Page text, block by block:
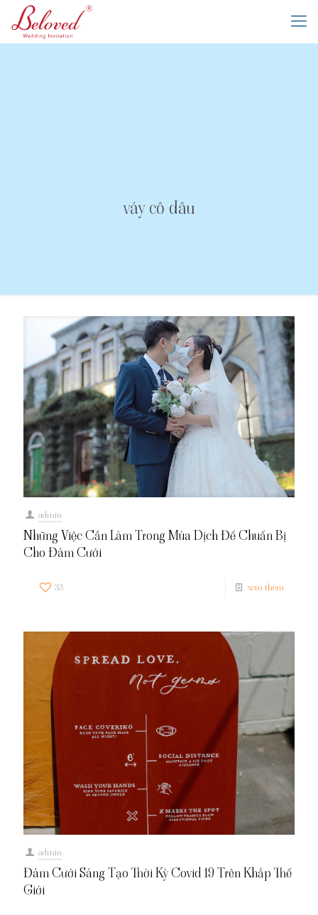
váy cô dâu
admin
Những Việc Cần Làm Trong Mùa Dịch Để Chuẩn Bị
Cho Đám Cưới
33 xem thêm
admin
Đám Cưới Sáng Tạo Thời Kỳ Covid 19 Trên Khắp Thế
Giới